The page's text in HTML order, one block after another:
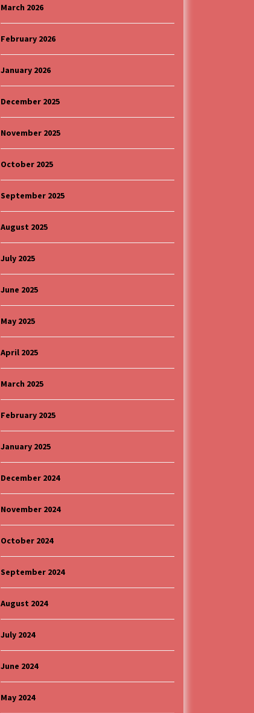
Specijalna projekcija filma
„Sportsko srce“ uz gostovanje
bioskopu. Petak, 13, mart od 19.30
March 2026
February 2026
January 2026
December 2025
November 2025
October 2025
September 2025
August 2025
July 2025
June 2025
May 2025
April 2025
March 2025
February 2025
January 2025
December 2024
November 2024
October 2024
September 2024
August 2024
July 2024
June 2024
May 2024